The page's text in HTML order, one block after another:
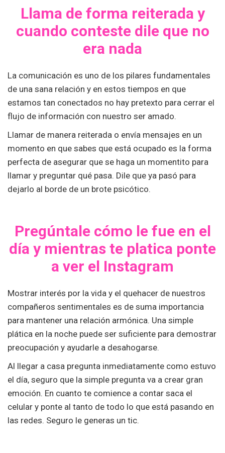
Llama de forma reiterada y
cuando conteste dile que no
era nada
La comunicación es uno de los pilares fundamentales
de una sana relación y en estos tiempos en que
estamos tan conectados no hay pretexto para cerrar el
flujo de información con nuestro ser amado.
Llamar de manera reiterada o envía mensajes en un
momento en que sabes que está ocupado es la forma
perfecta de asegurar que se haga un momentito para
llamar y preguntar qué pasa. Dile que ya pasó para
dejarlo al borde de un brote psicótico.
Pregúntale cómo le fue en el
día y mientras te platica ponte
a ver el Instagram
Mostrar interés por la vida y el quehacer de nuestros
compañeros sentimentales es de suma importancia
para mantener una relación armónica. Una simple
plática en la noche puede ser suficiente para demostrar
preocupación y ayudarle a desahogarse.
Al llegar a casa pregunta inmediatamente como estuvo
el día, seguro que la simple pregunta va a crear gran
emoción. En cuanto te comience a contar saca el
celular y ponte al tanto de todo lo que está pasando en
las redes. Seguro le generas un tic.